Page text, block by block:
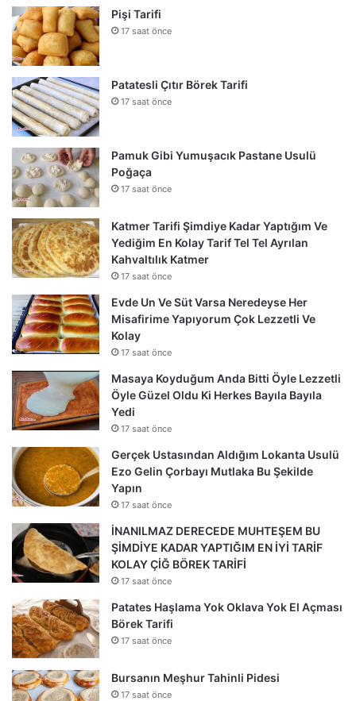
Pişi Tarifi
17 saat önce
Patatesli Çıtır Börek Tarifi
17 saat önce
Pamuk Gibi Yumuşacık Pastane Usulü
Poğaça
17 saat önce
Katmer Tarifi Şimdiye Kadar Yaptığım Ve
Yediğim En Kolay Tarif Tel Tel Ayrılan
Kahvaltılık Katmer
17 saat önce
Evde Un Ve Süt Varsa Neredeyse Her
Misafirime Yapıyorum Çok Lezzetli Ve
Kolay
17 saat önce
Masaya Koyduğum Anda Bitti Öyle Lezzetli
Öyle Güzel Oldu Ki Herkes Bayıla Bayıla
Yedi
17 saat önce
Gerçek Ustasından Aldığım Lokanta Usulü
Ezo Gelin Çorbayı Mutlaka Bu Şekilde
Yapın
17 saat önce
İNANILMAZ DERECEDE MUHTEŞEM BU
ŞİMDİYE KADAR YAPTIĞIM EN İYİ TARİF
KOLAY ÇİĞ BÖREK TARİFİ
17 saat önce
Patates Haşlama Yok Oklava Yok El Açması
Börek Tarifi
17 saat önce
Bursanın Meşhur Tahinli Pidesi
17 saat önce